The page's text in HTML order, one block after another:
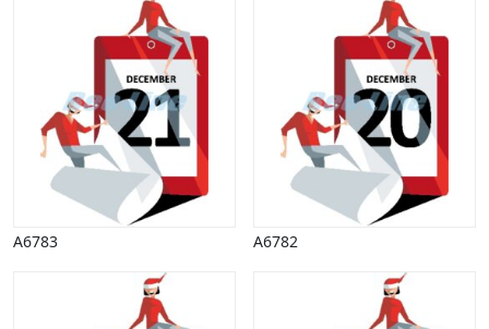
Underholdning, kultur
A6783 A6782